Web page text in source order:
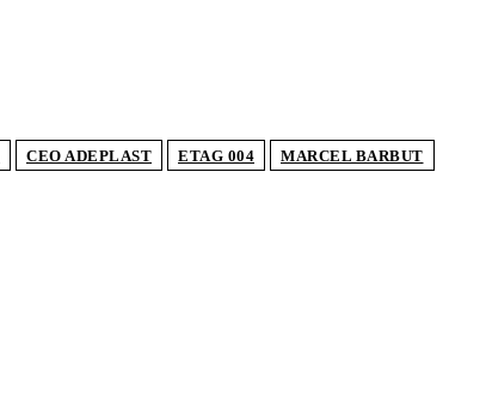
CEO ADEPLAST ETAG 004 MARCEL BARBUT